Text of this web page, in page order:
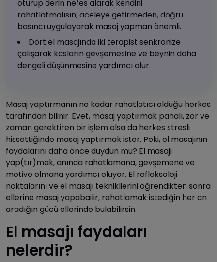
oturup derin nefes alarak kendini
rahatlatmalısın; aceleye getirmeden, doğru
basıncı uygulayarak masaj yapman önemli.
Dört el masajında iki terapist senkronize
çalışarak kasların gevşemesine ve beynin daha
dengeli düşünmesine yardımcı olur.
Masaj yaptırmanın ne kadar rahatlatıcı olduğu herkes
tarafından bilinir. Evet, masaj yaptırmak pahalı, zor ve
zaman gerektiren bir işlem olsa da herkes stresli
hissettiğinde masaj yaptırmak ister. Peki, el masajının
faydalarını daha önce duydun mu? El masajı
yap(tır)mak, anında rahatlamana, gevşemene ve
motive olmana yardımcı oluyor. El refleksoloji
noktalarını ve el masajı tekniklierini öğrendikten sonra
ellerine masaj yapabailir, rahatlamak istediğin her an
aradığın gücü ellerinde bulabilirsin.
El masajı faydaları
nelerdir?